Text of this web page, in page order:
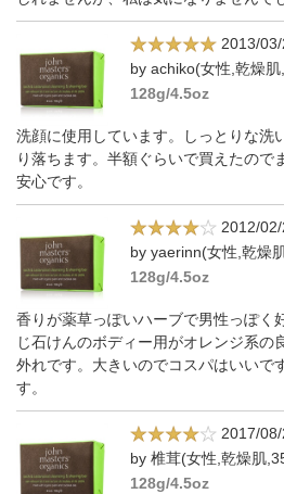
2013/
by achiko(女性,乾燥肌
128g/4.5oz
洗顔に使用しています。しっとりな洗
り落ちます。半額ぐらいで買えたので
安心です。
2012/
by yaerinn(女性,乾燥
128g/4.5oz
香りが薬草っぽいハーブで男性っぽく
じ石けんのボディー用がオレンジ系の
外れです。大きいのでコスパはいいで
す。
2017/
by 椎茸(女性,乾燥肌
128g/4.5oz